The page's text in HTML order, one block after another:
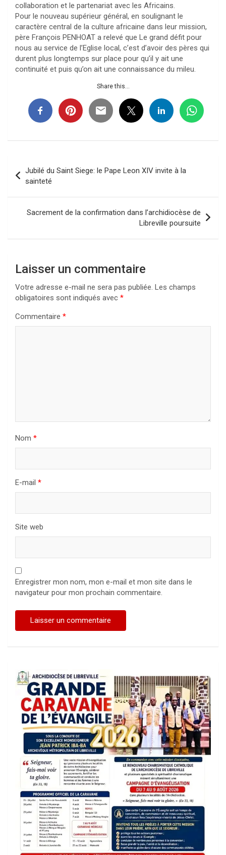
collaboration et le partenariat avec les Africains.
Pour le nouveau supérieur général, en soulignant le
caractère central de la culture africaine dans leur mission,
père François PENHOAT a relevé que Le grand défit pour
nous au service de l’Eglise local, c’est d’avoir des pères qui
durent plus longtemps sur place pour qu’il y ait une
continuité et puis qu’on ait une connaissance du mileu.
Share this...
de
l’article
Jubilé du Saint Siege: le Pape Leon XIV invite à la
sainteté
Sacrement de la confirmation dans l’archidiocèse de
Libreville poursuite
Laisser un commentaire
Votre adresse e-mail ne sera pas publiée. Les champs
obligatoires sont indiqués avec *
Commentaire *
Nom *
E-mail *
Site web
Enregistrer mon nom, mon e-mail et mon site dans le
navigateur pour mon prochain commentaire.